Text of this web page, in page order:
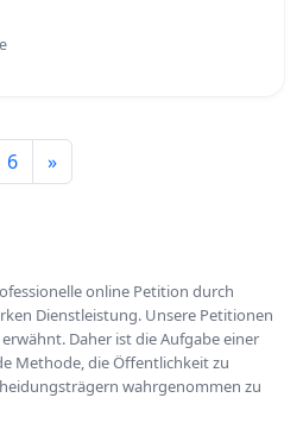
6 »
online Petition durch
Dienstleistung. Unsere Petitionen
Daher ist die Aufgabe einer
Methode, die Öffentlichkeit zu
wahrgenommen zu